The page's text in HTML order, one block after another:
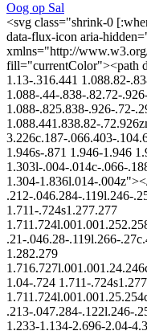
Oog op Sal
<svg class="shrink-0
data-flux-icon aria-
xmlns="http://
fill="currentColor"><path
1.13-.316.441 1.088.82-
1.088-.44-.838-.82.72-
1.088-.825.838-.926-.72-
1.088.441.838.82-
3.226c.187-.066.403-
1.946s-.871 1.946-1.946
1.303l-.004-.014c-.066-
1.304-1.836l.014-
.212-.046.284-.119l.246-
1.711-.724s1.277.277
.21-.046.28-.119l.266-
1.282.279
1.04-.724 1.711-
.213-.047.284-.122l.246-
1.233-1.134-2.696-2.04-